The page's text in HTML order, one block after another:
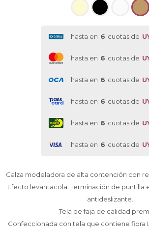
hasta en 6 cuotas de
hasta en 6 cuotas de
hasta en 6 cuotas de
hasta en 6 cuotas de
hasta en 6 cuotas de
hasta en 6 cuotas de
Calza modeladora de alta contención con
Efecto levantacola. Terminación de puntilla
antideslizante.
Tela de faja de calidad
Confeccionada con tela que contiene fibra